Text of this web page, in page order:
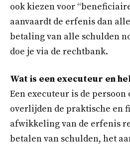
ook kiezen voor
aanvaardt de erfenis dan
betaling van alle schulden
doe je via de rechtbank.
Wat is een executeur en
Een executeur is de persoon
overlijden de praktische en
afwikkeling van de erfenis
betalen van schulden, het